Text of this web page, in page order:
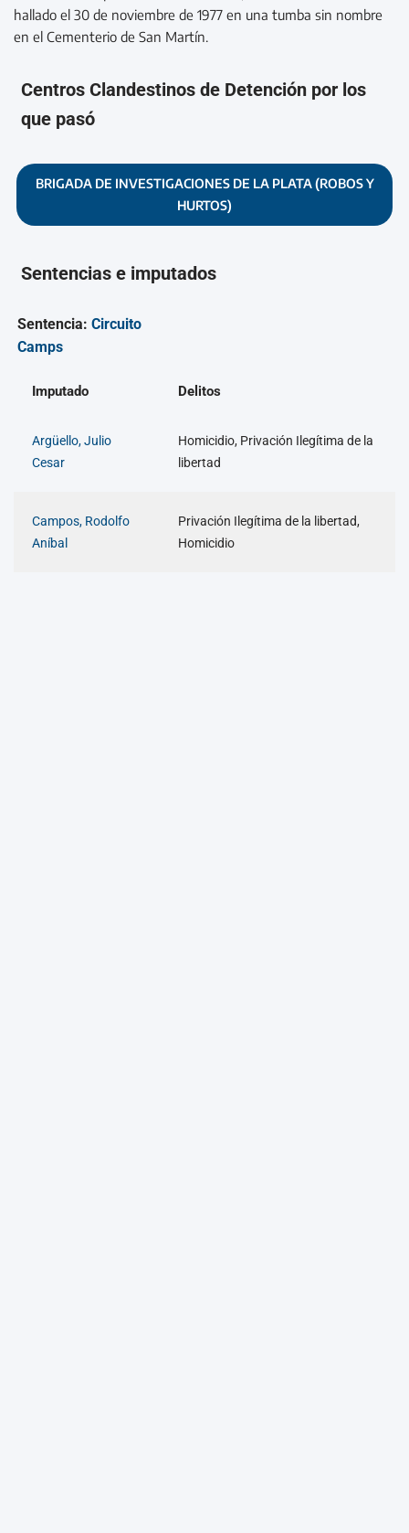
hallado el 30 de noviembre de 1977 en una tumba sin nombre
en el Cementerio de San Martín.
Centros Clandestinos de Detención por los
que pasó
BRIGADA DE INVESTIGACIONES DE LA PLATA (ROBOS Y
HURTOS)
Sentencias e imputados
Sentencia: Circuito
Camps
Imputado Delitos
Argüello, Julio
Cesar
Homicidio, Privación Ilegítima de la
libertad
Campos, Rodolfo
Aníbal
Privación Ilegítima de la libertad,
Homicidio